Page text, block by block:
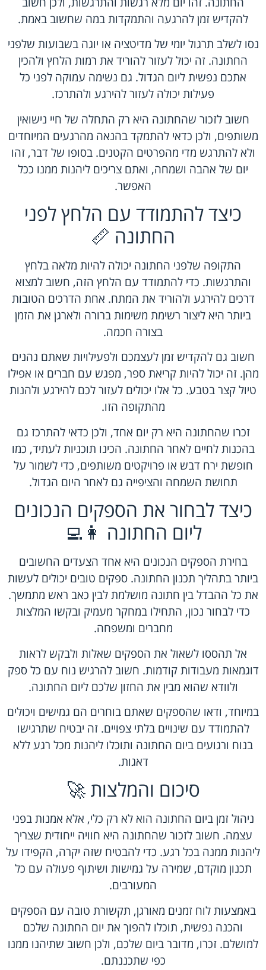
להקדיש זמן להרגעה והתמקדות במה שחשוב באמת.
נסו לשלב תרגול יומי של מדיטציה או יוגה בשבועות שלפני
החתונה. זה יכול לעזור להוריד את רמות הלחץ ולהכין
אתכם נפשית ליום הגדול. גם נשימה עמוקה לפני כל
פעילות יכולה לעזור להירגע ולהתרכז.
חשוב לזכור שהחתונה היא רק התחלה של חיי נישואין
משותפים, ולכן כדאי להתמקד בהנאה מהרגעים המיוחדים
ולא להתרגש מדי מהפרטים הקטנים. בסופו של דבר, זהו
יום של אהבה ושמחה, ואתם צריכים ליהנות ממנו ככל
האפשר.
כיצד להתמודד עם הלחץ לפני
החתונה 📏
התקופה שלפני החתונה יכולה להיות מלאה בלחץ
והתרגשות. כדי להתמודד עם הלחץ הזה, חשוב למצוא
דרכים להירגע ולהוריד את המתח. אחת הדרכים הטובות
ביותר היא ליצור רשימת משימות ברורה ולארגן את הזמן
בצורה חכמה.
חשוב גם להקדיש זמן לעצמכם ולפעילויות שאתם נהנים
מהן. זה יכול להיות קריאת ספר, מפגש עם חברים או אפילו
טיול קצר בטבע. כל אלו יכולים לעזור לכם להירגע ולהנות
מהתקופה הזו.
זכרו שהחתונה היא רק יום אחד, ולכן כדאי להתרכז גם
בהכנות לחיים לאחר החתונה. הכינו תוכניות לעתיד, כמו
חופשת ירח דבש או פרויקטים משותפים, כדי לשמור על
תחושת השמחה והציפייה גם לאחר היום הגדול.
כיצד לבחור את הספקים הנכונים
ליום החתונה 👩‍💻
בחירת הספקים הנכונים היא אחד הצעדים החשובים
ביותר בתהליך תכנון החתונה. ספקים טובים יכולים לעשות
את כל ההבדל בין חתונה מושלמת לבין כאב ראש מתמשך.
כדי לבחור נכון, התחילו במחקר מעמיק ובקשו המלצות
מחברים ומשפחה.
אל תהססו לשאול את הספקים שאלות ולבקש לראות
דוגמאות מעבודות קודמות. חשוב להרגיש נוח עם כל ספק
ולוודא שהוא מבין את החזון שלכם ליום החתונה.
במיוחד, ודאו שהספקים שאתם בוחרים הם גמישים ויכולים
להתמודד עם שינויים בלתי צפויים. זה יבטיח שתרגישו
בנוח ורגועים ביום החתונה ותוכלו ליהנות מכל רגע ללא
דאגות.
סיכום והמלצות 🚀
ניהול זמן ביום החתונה הוא לא רק כלי, אלא אמנות בפני
עצמה. חשוב לזכור שהחתונה היא חוויה ייחודית שצריך
ליהנות ממנה בכל רגע. כדי להבטיח שזה יקרה, הקפידו על
תכנון מוקדם, שמירה על גמישות ושיתוף פעולה עם כל
המעורבים.
באמצעות לוח זמנים מאורגן, תקשורת טובה עם הספקים
והכנה נפשית, תוכלו להפוך את יום החתונה שלכם
למושלם. זכרו, מדובר ביום שלכם, ולכן חשוב שתיהנו ממנו
כפי שתכננתם.